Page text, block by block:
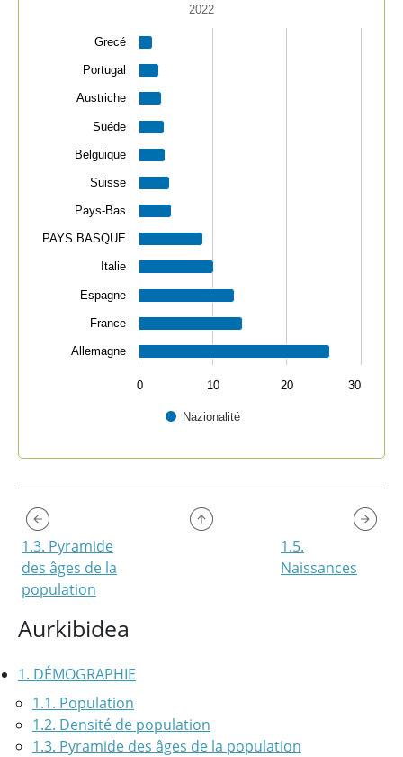
Aurkibidea
1. DÉMOGRAPHIE
1.1. Population
1.2. Densité de population
1.3. Pyramide des âges de la population
The chart has 1 Y axis displaying values. Data ranges
2022
Nazionalité
Grecé
Portugal
Austriche
Suéde
Belguique
Suisse
Pays-Bas
PAYS BASQUE
Italie
Espagne
France
Allemagne
0 10 20 30
1.3. Pyramide
des âges de la
population
1.5.
Naissances